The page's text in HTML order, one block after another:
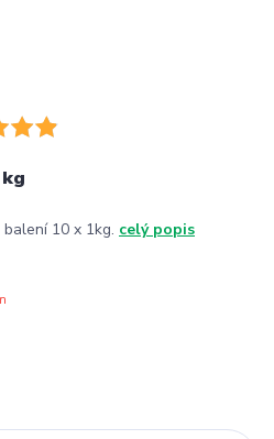
10 x 1kg. celý popis